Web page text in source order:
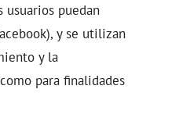
usuarios puedan
y se utilizan
y la
para finalidades